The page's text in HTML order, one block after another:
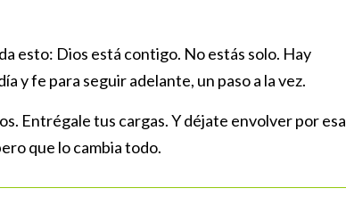
esto: Dios está contigo. No estás solo. Hay
y fe para seguir adelante, un paso a la vez.
Entrégale tus cargas. Y déjate envolver por esa
que lo cambia todo.